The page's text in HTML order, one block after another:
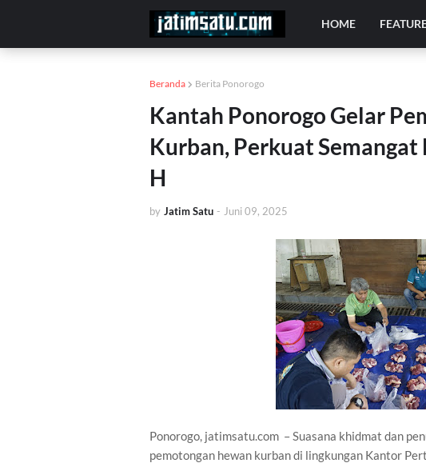
HOME
Beranda Berita Ponorogo
Kantah Ponorogo Gelar
Kurban, Perkuat
H
by Jatim Satu - Juni 09, 2025
Ponorogo, jatimsatu.com – Suasana khidmat dan
pemotongan hewan kurban di lingkungan Kantor